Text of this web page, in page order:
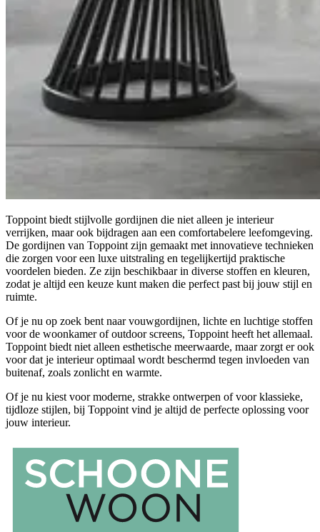
Toppoint biedt stijlvolle gordijnen die niet alleen je interieur
verrijken, maar ook bijdragen aan een comfortabelere leefomgeving.
De gordijnen van Toppoint zijn gemaakt met innovatieve technieken
die zorgen voor een luxe uitstraling en tegelijkertijd praktische
voordelen bieden. Ze zijn beschikbaar in diverse stoffen en kleuren,
zodat je altijd een keuze kunt maken die perfect past bij jouw stijl en
ruimte.
Of je nu op zoek bent naar vouwgordijnen, lichte en luchtige stoffen
voor de woonkamer of outdoor screens, Toppoint heeft het allemaal.
Toppoint biedt niet alleen esthetische meerwaarde, maar zorgt er ook
voor dat je interieur optimaal wordt beschermd tegen invloeden van
buitenaf, zoals zonlicht en warmte.
Of je nu kiest voor moderne, strakke ontwerpen of voor klassieke,
tijdloze stijlen, bij Toppoint vind je altijd de perfecte oplossing voor
jouw interieur.